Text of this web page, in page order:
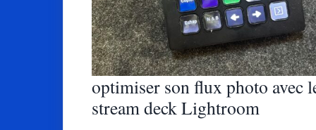
optimiser son flux photo avec
stream deck Lightroom